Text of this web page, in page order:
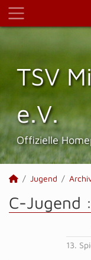
TSV
e.V.
Offizielle
Jugend
C-Jugend :
13.